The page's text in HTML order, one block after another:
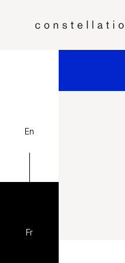
En
Fr